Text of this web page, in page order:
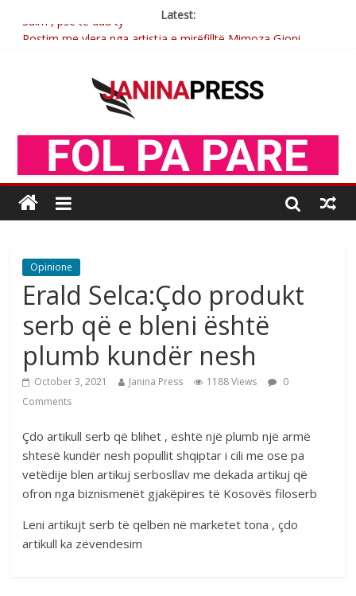
Latest:
Postim me vlera nga artistja e mirëfilltë Mimoza Gjoni
Brahim Çekaj njē veprimtar i respektuar i çeshtjës kombëtare
Opinione
Erald Selca:Çdo produkt
serb që e bleni është
plumb kundër nesh
October 3, 2021 Janina Press 1188 Views
0
Comments
Çdo artikull serb që blihet , është një plumb një armë
shtesë kundër nesh popullit shqiptar i cili me ose pa
vetëdije blen artikuj serbosllav me dekada artikuj që
ofron nga biznismenët gjakëpires të Kosovës filoserb
Leni artikujt serb të qelben në marketet tona , çdo
artikull ka zëvendesim